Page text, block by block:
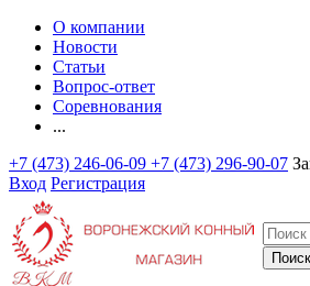
О компании
Новости
Статьи
Вопрос-ответ
Соревнования
...
+7 (473) 246-06-09 +7 (473) 296-90-07
Вход Регистрация